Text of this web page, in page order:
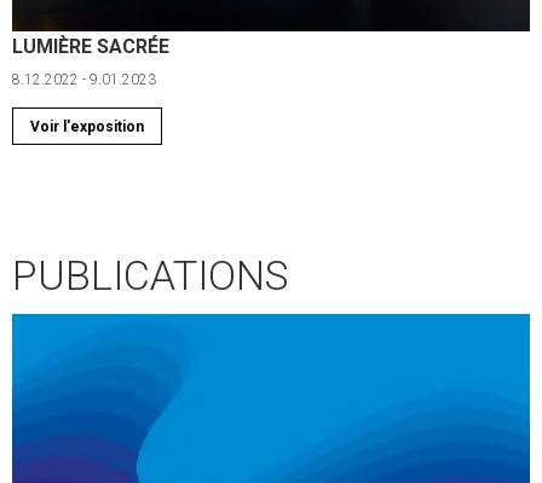
LUMIÈRE SACRÉE
8.12.2022 - 9.01.2023
Voir l'exposition
PUBLICATIONS